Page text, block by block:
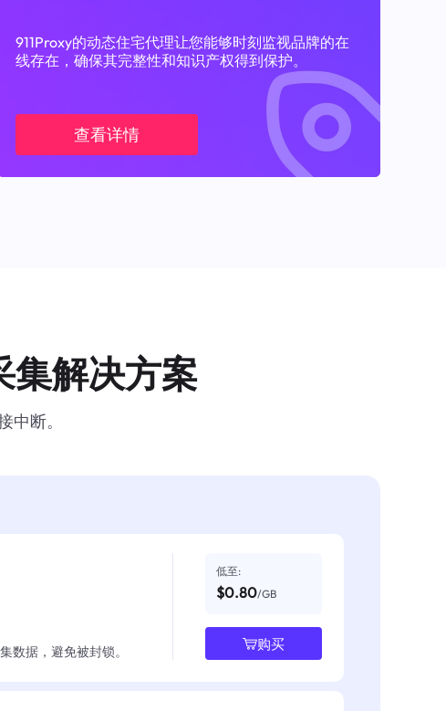
911Proxy的动态住宅代理让您能够时刻监视品牌的在
线存在，确保其完整性和知识产权得到保护。
查看详情
集解决方案
断。
数据，避免被封锁。
低至:
$0.80/GB
购买